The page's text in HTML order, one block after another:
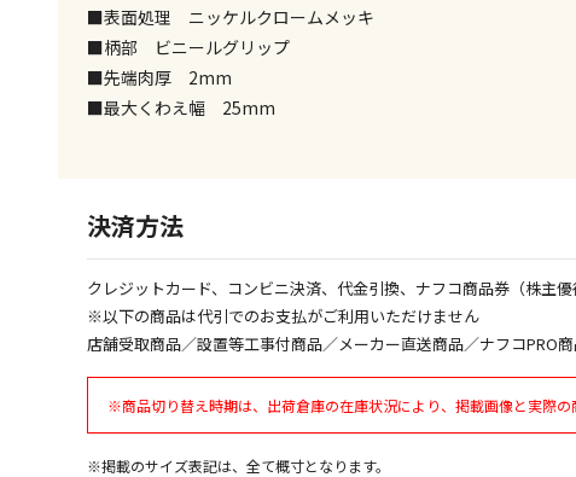
■表面処理 ニッケルクロームメッキ
■柄部 ビニールグリップ
■先端肉厚 2mm
■最大くわえ幅 25mm
決済方法
クレジットカード、コンビニ決済、代金引換、ナフコ商品券（株主優
※以下の商品は代引でのお支払がご利用いただけません
店舗受取商品／設置等工事付商品／メーカー直送商品／ナフコPRO
※商品切り替え時期は、出荷倉庫の在庫状況により、掲載画像と実際の
※掲載のサイズ表記は、全て概寸となります。